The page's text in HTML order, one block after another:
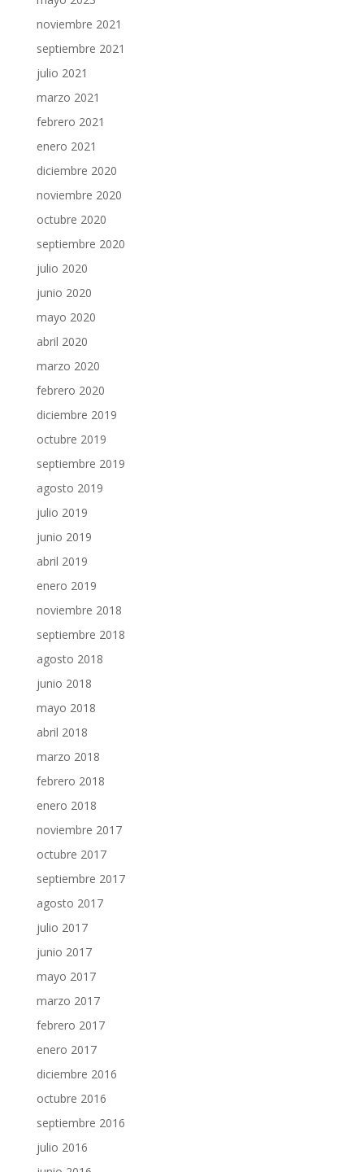
noviembre 2021
septiembre 2021
julio 2021
marzo 2021
febrero 2021
enero 2021
diciembre 2020
noviembre 2020
octubre 2020
septiembre 2020
julio 2020
junio 2020
mayo 2020
abril 2020
marzo 2020
febrero 2020
diciembre 2019
octubre 2019
septiembre 2019
agosto 2019
julio 2019
junio 2019
abril 2019
enero 2019
noviembre 2018
septiembre 2018
agosto 2018
junio 2018
mayo 2018
abril 2018
marzo 2018
febrero 2018
enero 2018
noviembre 2017
octubre 2017
septiembre 2017
agosto 2017
julio 2017
junio 2017
mayo 2017
marzo 2017
febrero 2017
enero 2017
diciembre 2016
octubre 2016
septiembre 2016
julio 2016